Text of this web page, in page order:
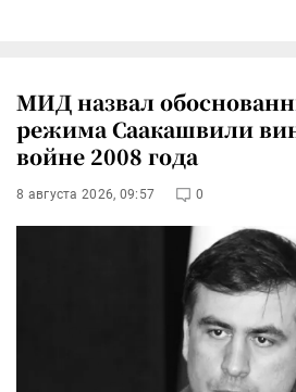
МИД назвал
режима Саакашвили
войне 2008 года
8 августа 2026, 09:57 0